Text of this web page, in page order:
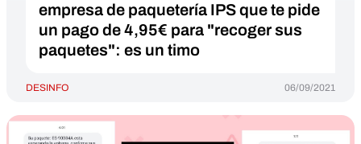
empresa de paquetería IPS que te pide
un pago de 4,95€ para "recoger sus
paquetes": es un timo
DESINFO 06/09/2021